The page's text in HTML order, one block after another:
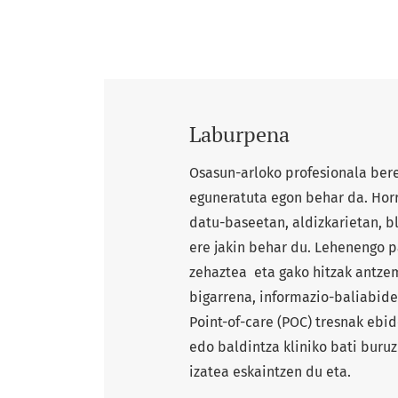
Laburpena
Osasun-arloko profesionala
eguneratuta egon behar da.
datu-baseetan, aldizkarietan,
ere jakin behar du. Lehenengo
zehaztea eta gako hitzak
bigarrena, informazio-
Point-of-care (POC) tresnak
edo baldintza kliniko bati
izatea eskaintzen du eta.